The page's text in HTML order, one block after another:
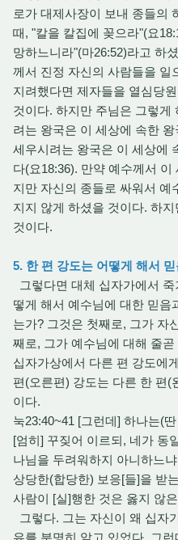
로가 대제사장이 보내 종들의
때, "칼을 칼집에 꽂으라"(요
망하느니라"(마26:52)라고 하
께서 진정 자신의 사람들을 일
지려했다면 제자들을 열심당
것이다. 하지만 주님은 그렇게
려는 왕국은 이 세상에 속한
세우시려는 왕국은 이 세상에
다(요18:36). 만약 예수께서
지만 자신의 종들로 싸워서 예
지지 않게 하셨을 것이다. 하
것이다.
5. 한 편 강도는 어떻게 해서
그렇다면 대체 십자가에서
떻게 해서 예수님에 대한 믿음
는가? 그것은 첫째로, 그가 자
째로, 그가 예수님에 대해 줄
십자가상에서 다른 편 강도에
편(오른편) 강도는 다른 한 편(
이다.
눅23:40~41 [그런데] 하나는(
[엄히] 꾸짖어 이르되, 네가 동
나님을 두려워하지 아니하느
상당한(합당한) 보응[들]을 받
사람이 [실]행한 것은 옳지 않
그렇다. 그는 자신이 왜 십자
유를 분명히 알고 있었다. 그